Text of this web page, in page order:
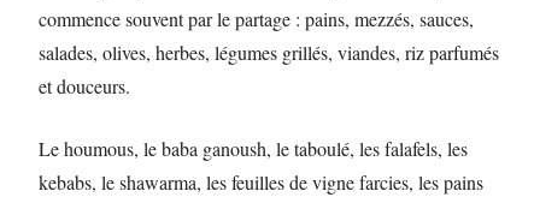
commence souvent par le partage : pains, mezzés, sauces,
salades, olives, herbes, légumes grillés, viandes, riz parfumés
et douceurs.
Le houmous, le baba ganoush, le taboulé, les falafels, les
kebabs, le shawarma, les feuilles de vigne farcies, les pains